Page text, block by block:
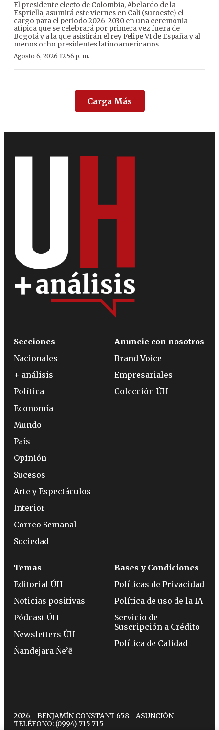
El presidente electo de Colombia, Abelardo de la
Espriella, asumirá este viernes en Cali (suroeste) el
cargo para el periodo 2026-2030 en una ceremonia
atípica que se celebrará por primera vez fuera de
Bogotá y a la que asistirán el rey Felipe VI de España y al
menos ocho presidentes latinoamericanos.
Agosto 6, 2026 12:56 p. m.
Carga Más
Secciones
Nacionales
+ análisis
Política
Economía
Mundo
País
Opinión
Sucesos
Arte y Espectáculos
Interior
Correo Semanal
Sociedad
Anuncie con nosotros
Brand Voice
Empresariales
Colección ÚH
Temas
Editorial ÚH
Noticias positivas
Pódcast ÚH
Newsletters ÚH
Ñandejara Ñe’ẽ
Bases y Condiciones
Políticas de Privacidad
Política de uso de la IA
Servicio de
Suscripción a Crédito
Política de Calidad
2026 - BENJAMÍN CONSTANT 658 - ASUNCIÓN -
TELÉFONO: (0994) 715 715